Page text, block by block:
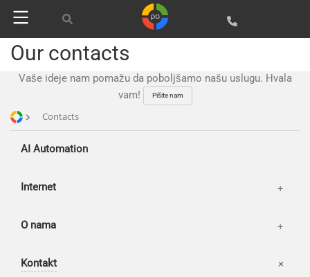
Our contacts
Vaše ideje nam pomažu da poboljšamo našu uslugu. Hvala
vam!
Pišite nam
Contacts
AI Automation
Internet
O nama
Publications
News
Kontakt
Korpa